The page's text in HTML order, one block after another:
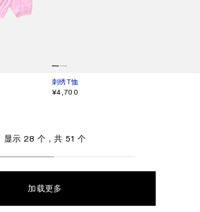
刺绣T恤
当前颜色： 灰白色/淡褐色
價格：¥4,700。
¥4,700
显示 28 个，共 51 个
加载更多